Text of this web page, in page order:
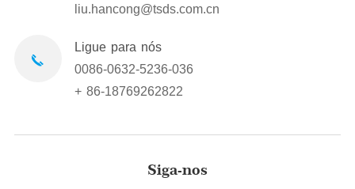
liu.hancong@tsds.com.cn
Ligue para nós
0086-0632-5236-036
+ 86-18769262822
Siga-nos